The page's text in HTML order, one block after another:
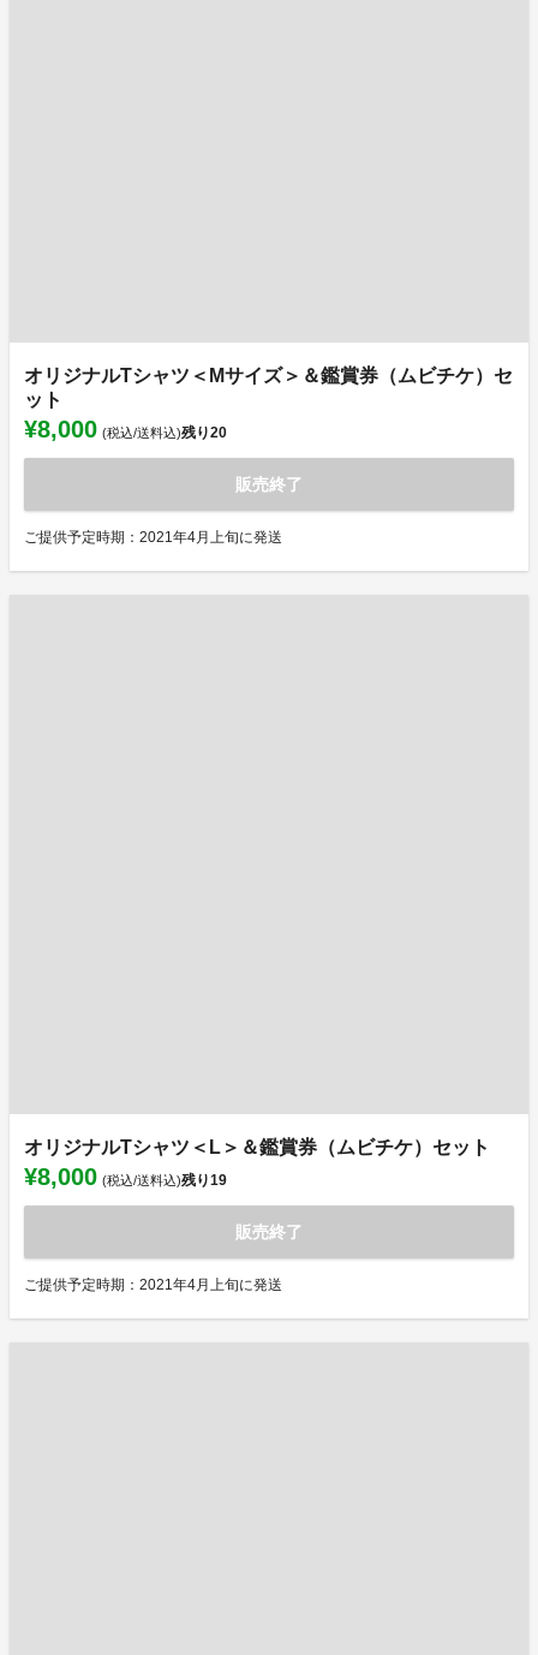
オリジナルTシャツ＜Mサイズ＞＆鑑賞券（ムビチケ）セ
ット
¥8,000 (税込/送料込)残り20
販売終了
ご提供予定時期：2021年4月上旬に発送
オリジナルTシャツ＜L＞＆鑑賞券（ムビチケ）セット
¥8,000 (税込/送料込)残り19
販売終了
ご提供予定時期：2021年4月上旬に発送